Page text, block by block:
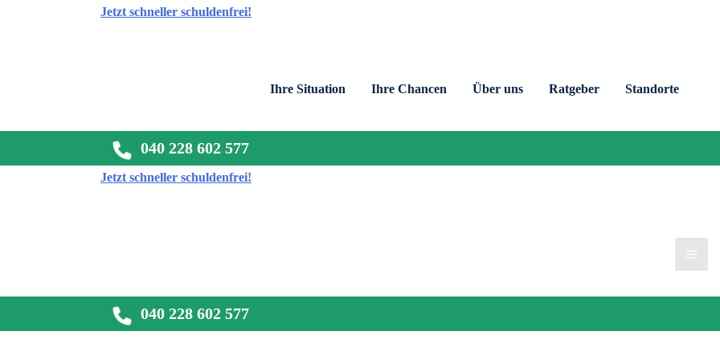
Jetzt schneller schuldenfrei!
Ihre Situation Ihre Chancen Über uns Ratgeber Standorte
040 228 602 577
Jetzt schneller schuldenfrei!
040 228 602 577